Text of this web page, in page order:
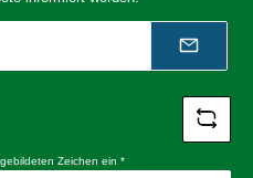
Zeichen ein *